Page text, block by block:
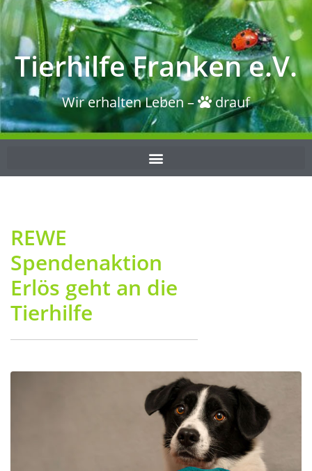
Tierhilfe Franken e.V.
Wir erhalten Leben – drauf
REWE
Spendenaktion
Erlös geht an die
Tierhilfe